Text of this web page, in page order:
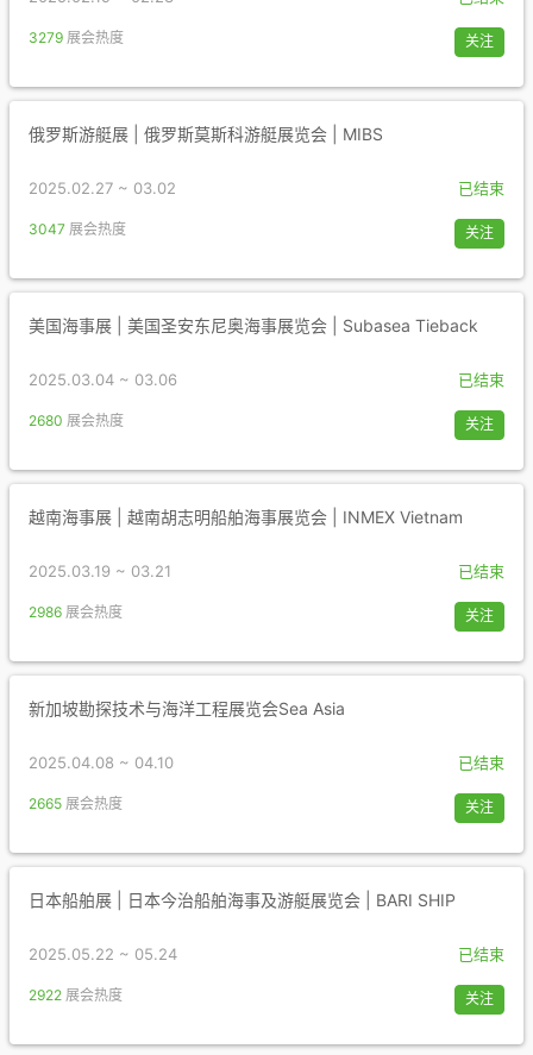
3279 展会热度 关注
俄罗斯游艇展 | 俄罗斯莫斯科游艇展览会 | MIBS
2025.02.27 ~ 03.02 已结束
3047 展会热度 关注
美国海事展 | 美国圣安东尼奥海事展览会 | Subasea Tieback
2025.03.04 ~ 03.06 已结束
2680 展会热度 关注
越南海事展 | 越南胡志明船舶海事展览会 | INMEX Vietnam
2025.03.19 ~ 03.21 已结束
2986 展会热度 关注
新加坡勘探技术与海洋工程展览会Sea Asia
2025.04.08 ~ 04.10 已结束
2665 展会热度 关注
日本船舶展 | 日本今治船舶海事及游艇展览会 | BARI SHIP
2025.05.22 ~ 05.24 已结束
2922 展会热度 关注